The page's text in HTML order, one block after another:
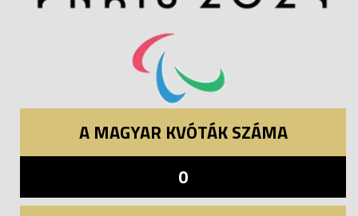
A MAGYAR KVÓTÁK SZÁMA
0